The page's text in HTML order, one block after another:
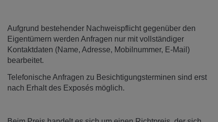
Aufgrund bestehender Nachweispflicht gegenüber den
Eigentümern werden Anfragen nur mit vollständiger
Kontaktdaten (Name, Adresse, Mobilnummer, E-Mail)
bearbeitet.
Telefonische Anfragen zu Besichtigungsterminen sind erst
nach Erhalt des Exposés möglich.